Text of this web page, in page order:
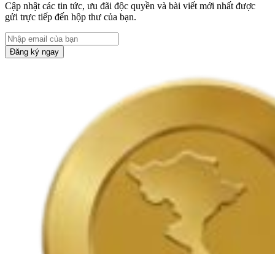
Cập nhật các tin tức, ưu đãi độc quyền và bài viết mới nhất được
gửi trực tiếp đến hộp thư của bạn.
Đăng ký ngay